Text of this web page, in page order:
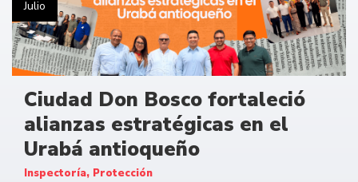
Julio
Ciudad Don Bosco fortaleció
alianzas estratégicas en el
Urabá antioqueño
Inspectoría, Protección